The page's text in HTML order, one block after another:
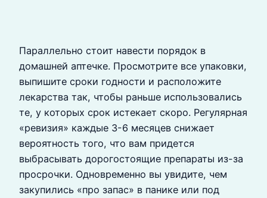
Параллельно стоит навести порядок в
домашней аптечке. Просмотрите все упаковки,
выпишите сроки годности и расположите
лекарства так, чтобы раньше использовались
те, у которых срок истекает скоро. Регулярная
«ревизия» каждые 3-6 месяцев снижает
вероятность того, что вам придется
выбрасывать дорогостоящие препараты из-за
просрочки. Одновременно вы увидите, чем
закупились «про запас» в панике или под